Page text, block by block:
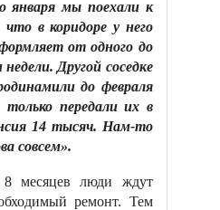
января мы поехали к
в коридоре у него
от одного до
Другой соседке
до февраля
передали их в
14 тысяч. Нам-то
совсем».
месяцев люди ждут
ремонт. Тем